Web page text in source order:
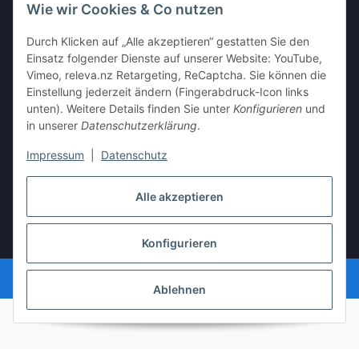
Alle akzeptieren
Konfigurieren
Ablehnen
Wie wir Cookies & Co nutzen
Durch Klicken auf „Alle akzeptieren“ gestatten Sie den
Einsatz folgender Dienste auf unserer Website: YouTube,
Vimeo, releva.nz Retargeting, ReCaptcha. Sie können die
Einstellung jederzeit ändern (Fingerabdruck-Icon links
unten). Weitere Details finden Sie unter Konfigurieren und
in unserer Datenschutzerklärung.
Impressum Datenschutz
Informationen
Gesetzliche Informationen
* Alle Preise inkl. gesetzlicher USt., zzgl.Versand